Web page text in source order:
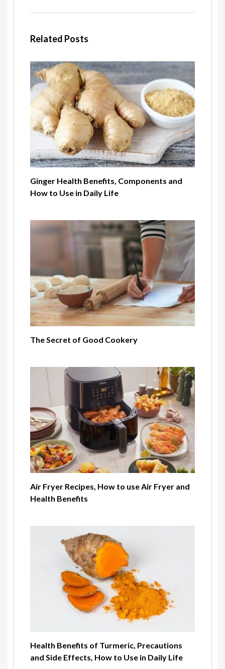
Related Posts
Ginger Health Benefits, Components and
How to Use in Daily Life
The Secret of Good Cookery
Air Fryer Recipes, How to use Air Fryer and
Health Benefits
Health Benefits of Turmeric, Precautions
and Side Effects, How to Use in Daily Life